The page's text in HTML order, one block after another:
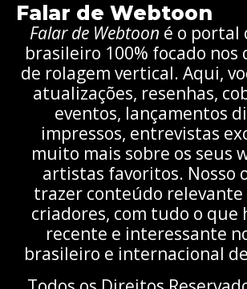
Falar de Webtoon
Falar de Webtoon é o portal
brasileiro 100% focado nos
de rolagem vertical. Aqui,
atualizações, resenhas,
eventos, lançamentos
impressos, entrevistas
muito mais sobre os seus
artistas favoritos. Nosso
trazer conteúdo relevante
criadores, com tudo o que
recente e interessante
brasileiro e internacional